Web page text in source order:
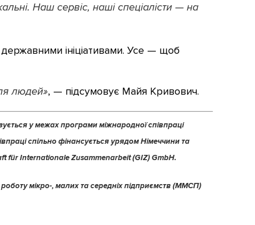
Наш сервіс, наші спеціалісти — на
ініціативами. Усе — щоб
людей», — підсумовує Майя Кривович.
у межах програми міжнародної співпраці
спільно фінансується урядом Німеччини та
für Internationale Zusammenarbeit (GIZ) GmbH.
роботу мікро-, малих та середніх підприємств (ММСП)